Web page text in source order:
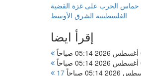
حماس الحرب على غزة القضية
الفلسطينية الشرق الأوسط
إقرأ ايضا